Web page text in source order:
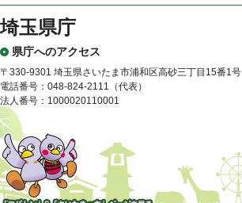
埼玉県庁
県庁へのアクセス
〒330-9301 埼玉県さいたま市浦和区高砂三丁目15番1号
電話番号：048-824-2111（代表）
法人番号：1000020110001